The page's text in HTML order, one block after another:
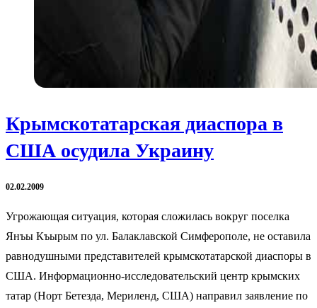
Крымскотатарская диаспора в
США осудила Украину
02.02.2009
Угрожающая ситуация, которая сложилась вокруг поселка
Янъы Къырым по ул. Балаклавской Симферополе, не оставила
равнодушными представителей крымскотатарской диаспоры в
США. Информационно-исследовательский центр крымских
татар (Норт Бетезда, Мериленд, США) направил заявление по